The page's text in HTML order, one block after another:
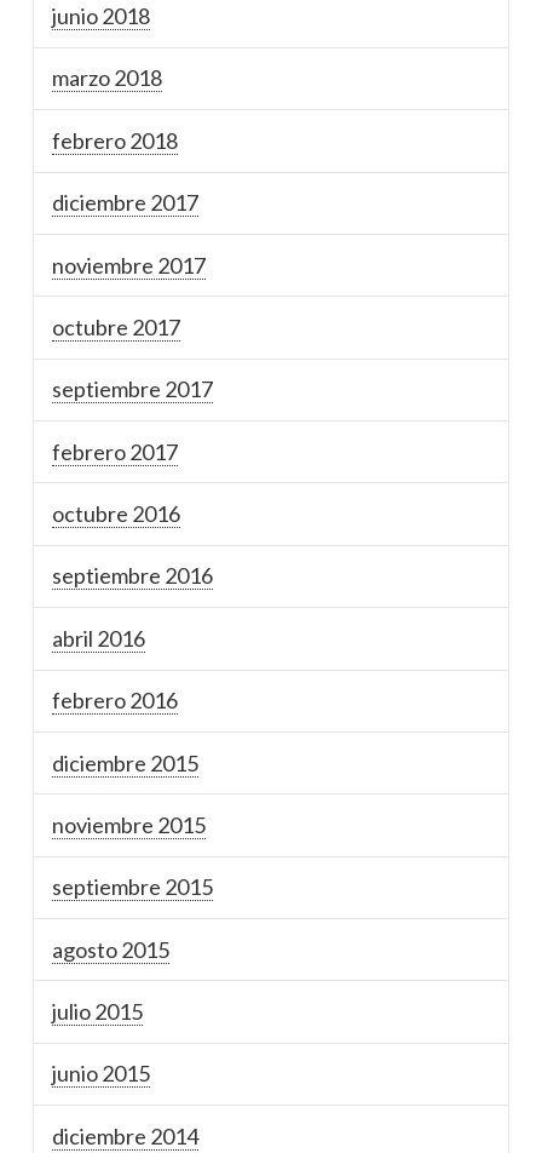
junio 2018
marzo 2018
febrero 2018
diciembre 2017
noviembre 2017
octubre 2017
septiembre 2017
febrero 2017
octubre 2016
septiembre 2016
abril 2016
febrero 2016
diciembre 2015
noviembre 2015
septiembre 2015
agosto 2015
julio 2015
junio 2015
diciembre 2014